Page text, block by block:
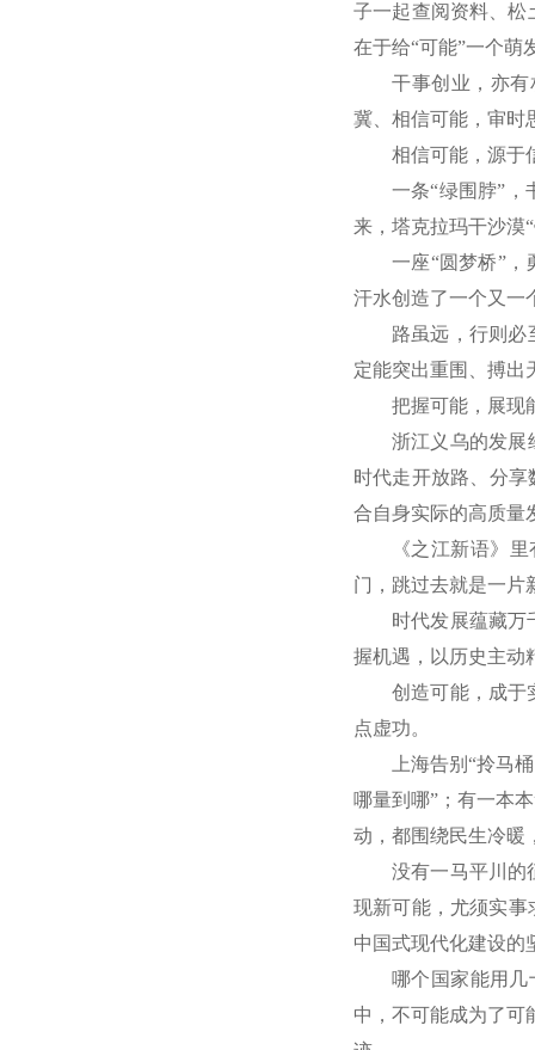
子一起查阅资料、松
在于给“可能”一个萌
干事创业，亦
冀、相信可能，审时
相信可能，源于
一条“绿围脖”，
来，塔克拉玛干沙漠
一座“圆梦桥”，
汗水创造了一个又一
路虽远，行则必
定能突出重围、搏出
把握可能，展现
浙江义乌的发展
时代走开放路、分
合自身实际的高质量
《之江新语》
门，跳过去就是一片
时代发展蕴藏万
握机遇，以历史主动
创造可能，成于
点虚功。
上海告别“拎马
哪量到哪”；有一本
动，都围绕民生冷暖
没有一马平川的
现新可能，尤须实事
中国式现代化建设的
哪个国家能用
中，不可能成为了可
学习贯彻党的二十届四中全会精神